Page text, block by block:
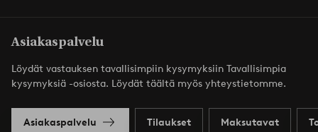
Asiakaspalvelu
Löydät vastauksen tavallisimpiin kysymyksiin Tavallisimpia
kysymyksiä -osiosta. Löydät täältä myös yhteystietomme.
Asiakaspalvelu Tilaukset Maksutavat